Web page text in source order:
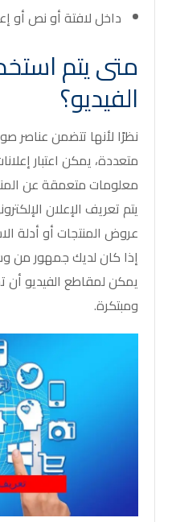
داخل لافتة أو نص أو
متى يتم
الفيديو؟
نظرًا لأنها تتضمن عناصر
متعددة، يمكن اعتبار
معلومات متعمقة عن
يتم تعريف الإعلان
عروض المنتجات أو أدلة
إذا كان لديك جمهور من
يمكن لمقاطع الفيديو
ومبتكرة.